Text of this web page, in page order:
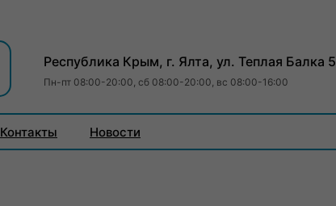
Республика Крым, г. Ялта, ул. Теплая Балка 5
Пн-пт 08:00-20:00, сб 08:00-20:00, вс 08:00-16:00
Контакты Новости